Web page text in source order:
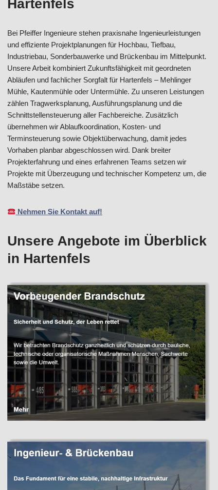
Hartenfels
Bei Pfeiffer Ingenieure stehen praxisnahe Ingenieurleistungen
und effiziente Projektplanungen für Hochbau, Tiefbau,
Industriebau, Sonderbauwerke und Brückenbau im Mittelpunkt.
Unsere Arbeit kombiniert Zukunftsfähigkeit mit geordneten
Abläufen und fachlicher Sorgfalt für Hartenfels – Mehlinger
Mühle, Kautenmühle oder Untermühle. Zu unseren Leistungen
zählen Tragwerksplanung, Ausführungsplanung und die
Schnittstellensteuerung aller Fachbereiche. Zusätzlich
übernehmen wir Ablaufkoordination, Kosten- und
Terminsteuerung sowie Objektüberwachung, damit jedes
Vorhaben planbar abgeschlossen wird. Dank breiter
Projekterfahrung und eines erfahrenen Teams setzen wir
Projekte mit Überzeugung und technischer Kompetenz um, die
Maßstäbe setzen.
Nehmen Sie Kontakt auf!
Unsere Angebote im Überblick
in Hartenfels